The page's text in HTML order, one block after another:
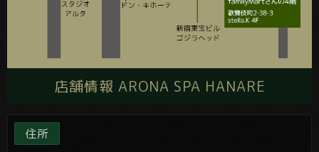
店舗情報 ARONA SPA HANARE
住所